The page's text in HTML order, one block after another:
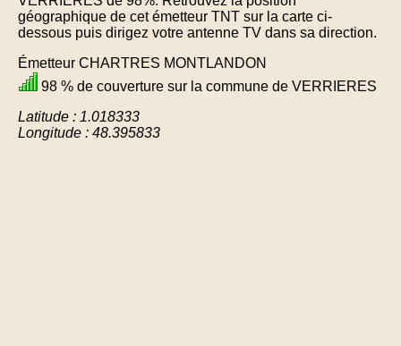
géographique de cet émetteur TNT sur la carte ci-
dessous puis dirigez votre antenne TV dans sa direction.
Émetteur CHARTRES MONTLANDON
98 % de couverture sur la commune de VERRIERES
Latitude : 1.018333
Longitude : 48.395833